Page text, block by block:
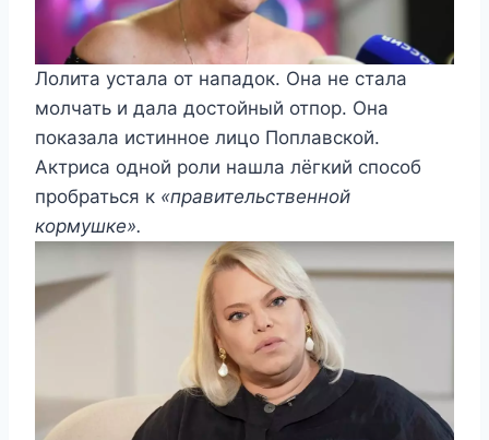
Лолита устала от нападок. Она не стала
молчать и дала достойный отпор. Она
показала истинное лицо Поплавской.
Актриса одной роли нашла лёгкий способ
пробраться к «правительственной
кормушке».